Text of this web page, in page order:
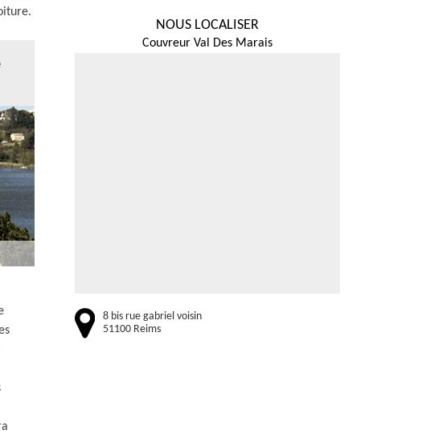
NOUS LOCALISER
Couvreur Val Des Marais
8 bis rue gabriel voisin
51100 Reims